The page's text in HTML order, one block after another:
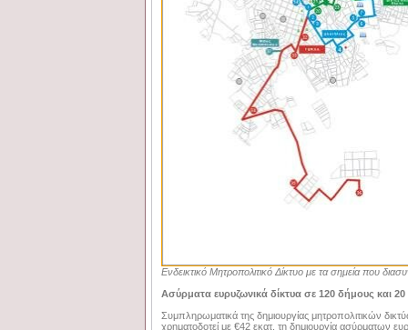
Ενδεικτικό Μητροπολιτικό Δίκτυο με τα σημεία που
Ασύρματα ευρυζωνικά δίκτυα σε 120 δήμους και
Συμπληρωματικά της δημιουργίας μητροπολιτικών
χρηματοδοτεί με €42 εκατ. τη δημιουργία ασύρματων